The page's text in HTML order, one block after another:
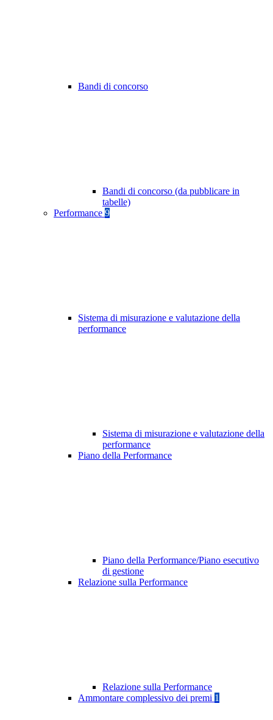
Bandi di concorso
Bandi di concorso (da pubblicare in
tabelle)
Performance 9
Sistema di misurazione e valutazione della
performance
Sistema di misurazione e valutazione della
performance
Piano della Performance
Piano della Performance/Piano esecutivo
di gestione
Relazione sulla Performance
Relazione sulla Performance
Ammontare complessivo dei premi 1